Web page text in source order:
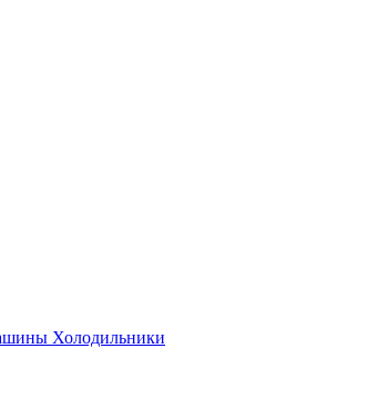
Холодильники